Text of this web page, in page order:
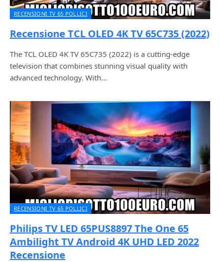
RECENSIONI TV 65 POLLICI
Recensione TCL OLED 4K TV 65C735 (2022)
The TCL OLED 4K TV 65C735 (2022) is a cutting-edge
television that combines stunning visual quality with
advanced technology. With…
RECENSIONI TV 65 POLLICI
Philips TV LED 65PUS8897 The One 65
Ambilight TV Android 4K UHD LED 2022
Recensione